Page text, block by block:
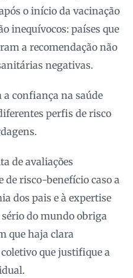
o início da vacinação
inequívocos: países que
a recomendação não
negativas.
confiança na saúde
perfis de risco
de avaliações
risco-benefício caso a
dos pais e à expertise
do mundo obriga
que haja clara
que justifique a